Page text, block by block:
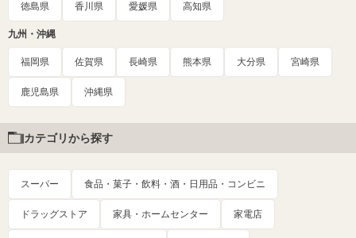
徳島県 香川県 愛媛県 高知県
九州・沖縄
福岡県 佐賀県 長崎県 熊本県 大分県 宮崎県
鹿児島県 沖縄県
カテゴリから探す
スーパー 食品・菓子・飲料・酒・日用品・コンビニ
ドラッグストア 家具・ホームセンター 家電店